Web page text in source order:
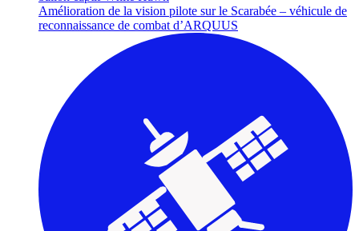
Amélioration de la vision pilote sur le Scarabée – véhicule de
reconnaissance de combat d’ARQUUS